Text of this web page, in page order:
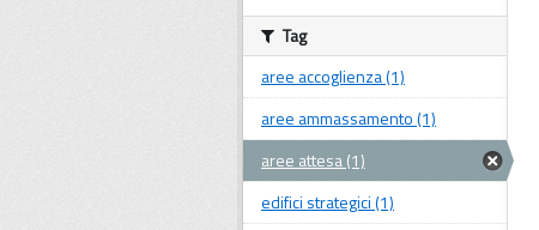
Tag
aree accoglienza (1)
aree ammassamento (1)
aree attesa (1)
edifici strategici (1)